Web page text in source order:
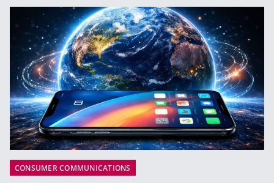
CONSUMER COMMUNICATIONS